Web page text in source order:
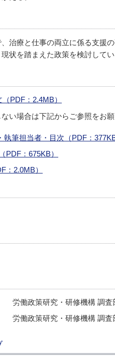
治療と仕事の両立に係る支援
状を踏まえた政策を検討して
PDF：2.4MB）
い場合は下記からご参照をお
執筆担当者・目次（PDF：
：675KB）
2.0MB）
労働政策研究・研修機構 調査
労働政策研究・研修機構 調